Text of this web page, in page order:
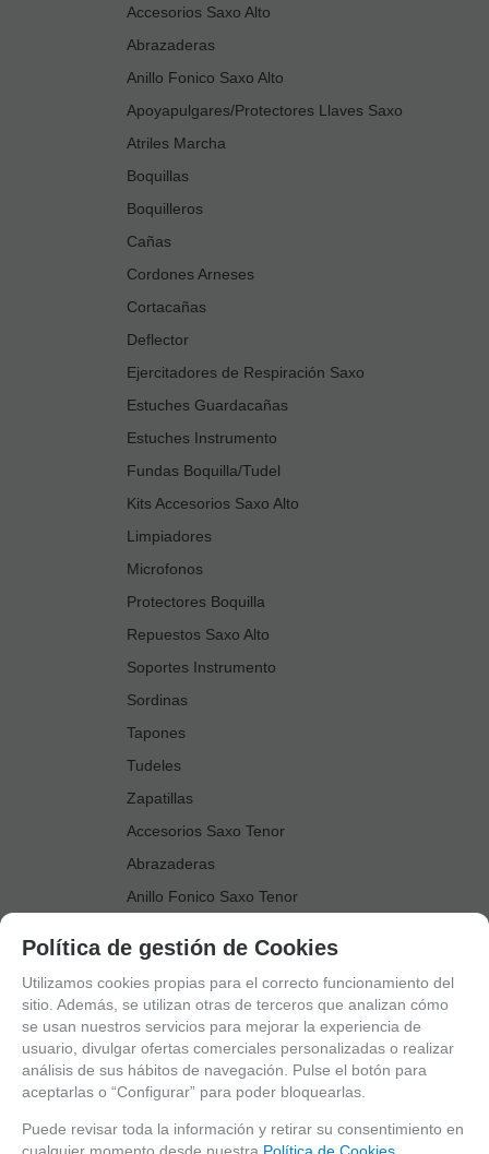
Accesorios Saxo Alto
Abrazaderas
Anillo Fonico Saxo Alto
Apoyapulgares/Protectores Llaves Saxo
Atriles Marcha
Boquillas
Boquilleros
Cañas
Cordones Arneses
Cortacañas
Deflector
Ejercitadores de Respiración Saxo
Estuches Guardacañas
Estuches Instrumento
Fundas Boquilla/Tudel
Kits Accesorios Saxo Alto
Limpiadores
Microfonos
Protectores Boquilla
Repuestos Saxo Alto
Soportes Instrumento
Sordinas
Tapones
Tudeles
Zapatillas
Accesorios Saxo Tenor
Abrazaderas
Anillo Fonico Saxo Tenor
Boquillas
Boquilleros
Cañas
Cortacañas
Deflector Saxo Tenor
Política de gestión de Cookies
Utilizamos cookies propias para el correcto funcionamiento del
sitio. Además, se utilizan otras de terceros que analizan cómo
se usan nuestros servicios para mejorar la experiencia de
usuario, divulgar ofertas comerciales personalizadas o realizar
análisis de sus hábitos de navegación. Pulse el botón para
aceptarlas o “Configurar” para poder bloquearlas.
Puede revisar toda la información y retirar su consentimiento en